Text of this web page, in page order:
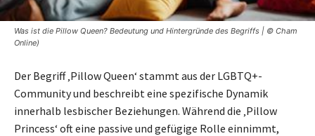
Was ist die Pillow Queen? Bedeutung und Hintergründe des Begriffs | © Cham
Online)
Der Begriff ‚Pillow Queen‘ stammt aus der LGBTQ+-
Community und beschreibt eine spezifische Dynamik
innerhalb lesbischer Beziehungen. Während die ‚Pillow
Princess‘ oft eine passive und gefügige Rolle einnimmt,